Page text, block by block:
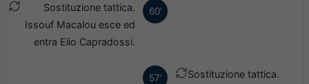
60'
Sostituzione tattica.
Issouf Macalou esce ed
entra Elio Capradossi.
57'
Sostituzione tattica.